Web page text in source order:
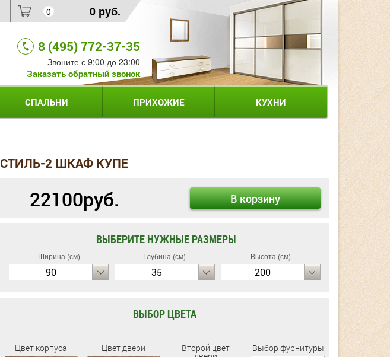
0 0 руб.
8 (495) 772-37-35
Звоните с 9:00 до 23:00
Заказать обратный звонок
СПАЛЬНИ ПРИХОЖИЕ КУХНИ
СТИЛЬ-2 ШКАФ КУПЕ
22100руб. В корзину
ВЫБЕРИТЕ НУЖНЫЕ РАЗМЕРЫ
Ширина (см)
90
Глубина (см)
35
Высота (см)
200
ВЫБОР ЦВЕТА
Цвет корпуса Цвет двери Второй цвет Выбор фурнитуры